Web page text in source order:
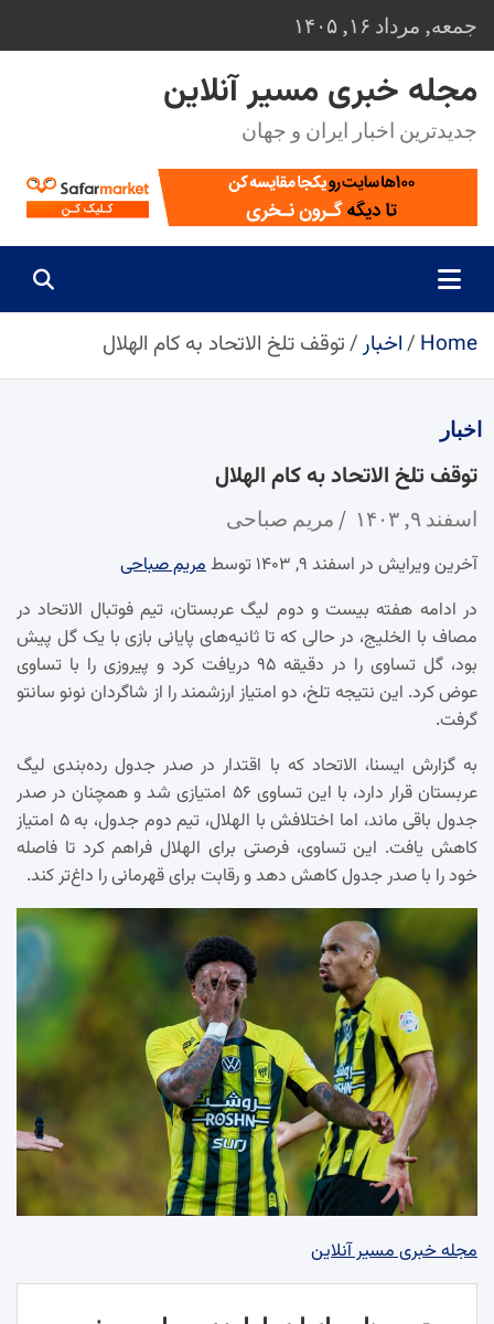
to
content
جمعه, مرداد ۱۶, ۱۴۰۵
مجله خبری مسیر آنلاین
جدیدترین اخبار ایران و جهان
Home اخبار توقف تلخ الاتحاد به کام الهلال
اخبار
توقف تلخ الاتحاد به کام الهلال
اسفند ۹, ۱۴۰۳ مریم صباحی
آخرین ویرایش در اسفند ۹, ۱۴۰۳ توسط
مریم صباحی
در ادامه هفته بیست و دوم لیگ عربستان، تیم فوتبال الاتحاد در
مصاف با الخلیج، در حالی که تا ثانیه‌های پایانی بازی با یک گل پیش
بود، گل تساوی را در دقیقه ۹۵ دریافت کرد و پیروزی را با تساوی
عوض کرد. این نتیجه تلخ، دو امتیاز ارزشمند را از شاگردان نونو سانتو
گرفت.
به گزارش ایسنا، الاتحاد که با اقتدار در صدر جدول رده‌بندی لیگ
عربستان قرار دارد، با این تساوی ۵۶ امتیازی شد و همچنان در صدر
جدول باقی ماند، اما اختلافش با الهلال، تیم دوم جدول، به ۵ امتیاز
کاهش یافت. این تساوی، فرصتی برای الهلال فراهم کرد تا فاصله
خود را با صدر جدول کاهش دهد و رقابت برای قهرمانی را داغ‌تر کند.
مجله خبری مسیر آنلاین